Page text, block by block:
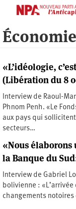
contenu
principal
Économie
«L’idéologie,
(Libération du 8
Interview de Raoul-
Phnom Penh. «Le
aux pays qui
secteurs…
«Nous
la Banque du
Interview de Gabriel
bolivienne : «L’arrivée
changements